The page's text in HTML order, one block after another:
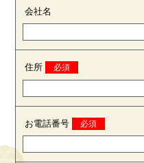
会社名
住所
お電話番号